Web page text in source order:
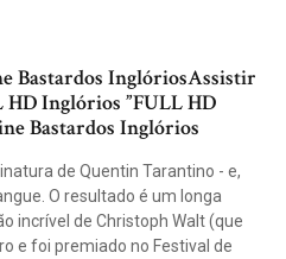
Bastardos InglóriosAssistir
HD Inglórios ”FULL HD
Bastardos Inglórios
de Quentin Tarantino - e,
O resultado é um longa
incrível de Christoph Walt (que
e foi premiado no Festival de